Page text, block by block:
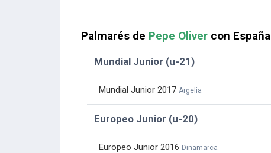
Palmarés de Pepe Oliver con España
Mundial Junior (u-21)
Mundial Junior 2017 Argelia
Europeo Junior (u-20)
Europeo Junior 2016 Dinamarca